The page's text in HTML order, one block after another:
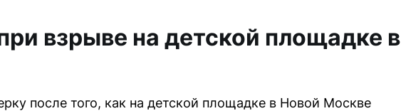
взрыве на детской площадке в
после того, как на детской площадке в Новой Москве